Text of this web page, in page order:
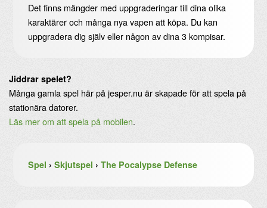
Om sidan ↓
Det finns mängder med uppgraderingar till dina olika
karaktärer och många nya vapen att köpa. Du kan
uppgradera dig själv eller någon av dina 3 kompisar.
Jiddrar spelet?
Många gamla spel här på jesper.nu är skapade för att spela på
stationära datorer.
Läs mer om att spela på mobilen.
Spel › Skjutspel › The Pocalypse Defense